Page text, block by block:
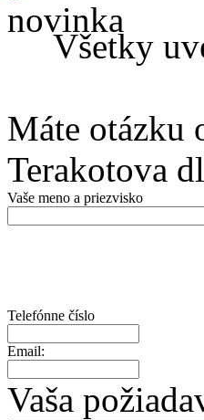
Všetky
Máte otázku
Terakotova
Vaše meno a priezvisko
Telefónne číslo
Email:
Vaša